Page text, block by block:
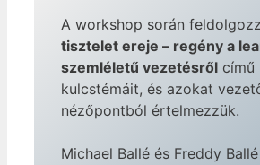
A workshop során
tisztelet ereje – regény a
szemléletű vezetésről című
kulcstémáit, és azokat
nézőpontból értelmezzük.
Michael Ballé és Freddy Ballé